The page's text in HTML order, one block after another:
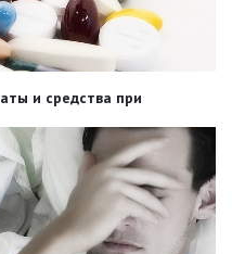
и средства при